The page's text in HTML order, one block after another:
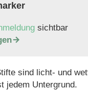
sichtbar

sind licht- und
jedem Untergrund.